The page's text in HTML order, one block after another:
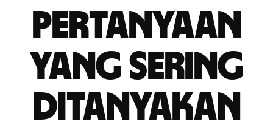
Pertanyaan
yang sering
ditanyakan